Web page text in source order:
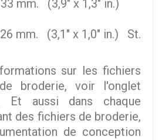
mm. (3,9" x 1,3" in.)
mm. (3,1" x 1,0" in.) St.
sur les fichiers
broderie, voir l'onglet
Et aussi dans chaque
des fichiers de broderie,
de conception